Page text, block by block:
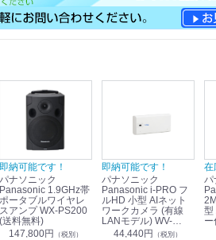
即納可能です！
パナソニック
Panasonic 1.9GHz帯
ポータブルワイヤレ
スアンプ WX-PS200
(送料無料)
147,800円 （税別）
即納可能です！
パナソニック
Panasonic i-PRO フ
ルHD 小型 AIネット
ワークカメラ (有線
LANモデル) WV-
S7130UX (送料無料)
44,440円 （税別）
パ
型
ー